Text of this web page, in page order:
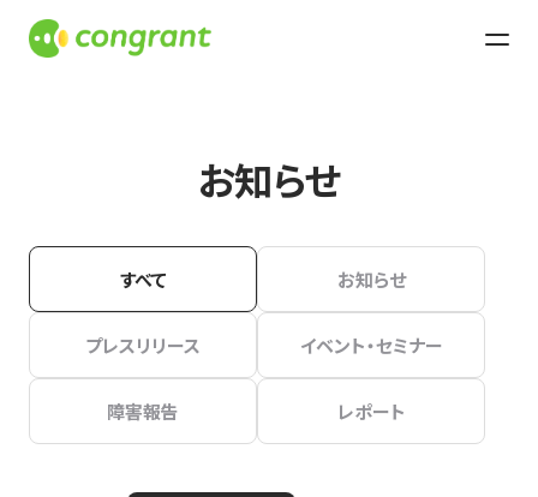
お知らせ
すべて お知らせ
プレスリリース イベント・セミナー
障害報告 レポート